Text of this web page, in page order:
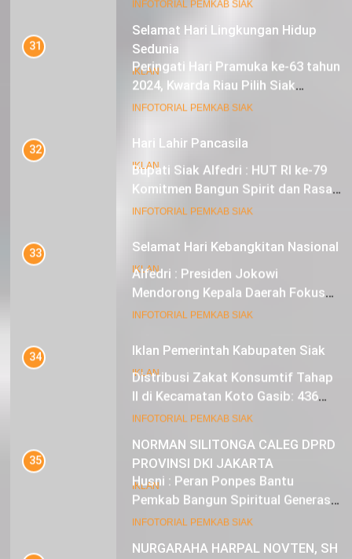
Selamat Hari Lingkungan Hidup
Sedunia
IKLAN
Hari Lahir Pancasila
IKLAN
Selamat Hari Kebangkitan Nasional
IKLAN
Iklan Pemerintah Kabupaten Siak
IKLAN
NORMAN SILITONGA CALEG DPRD
PROVINSI DKI JAKARTA
IKLAN
NURGARAHA HARPAL NOVTEN, SH
Sebagai Tuan Rumah
INFOTORIAL PEMKAB SIAK
32
Bupati Siak Alfedri : HUT RI ke-79
Komitmen Bangun Spirit dan Rasa
Nasionalisme
INFOTORIAL PEMKAB SIAK
33
Alfedri : Presiden Jokowi
Mendorong Kepala Daerah Fokus
pada Inflasi dan Pilkada Serentak
INFOTORIAL PEMKAB SIAK
34
Distribusi Zakat Konsumtif Tahap
II di Kecamatan Koto Gasib: 436
Mustahik Terima Bantuan
INFOTORIAL PEMKAB SIAK
35
Husni : Peran Ponpes Bantu
Pemkab Bangun Spiritual Generasi
Muda
INFOTORIAL PEMKAB SIAK
36
Enam Elemen Smart City di Siak
Terpenuhi
INFOTORIAL PEMKAB SIAK